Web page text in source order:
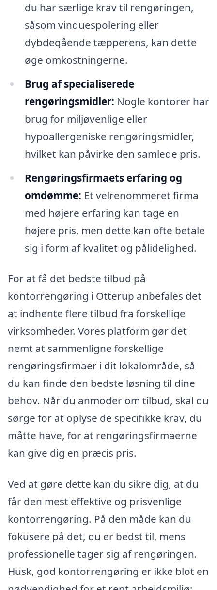
du har særlige krav til rengøringen,
såsom vinduespolering eller
dybdegående tæpperens, kan dette
øge omkostningerne.
Brug af specialiserede
rengøringsmidler: Nogle kontorer har
brug for miljøvenlige eller
hypoallergeniske rengøringsmidler,
hvilket kan påvirke den samlede pris.
Rengøringsfirmaets erfaring og
omdømme: Et velrenommeret firma
med højere erfaring kan tage en
højere pris, men dette kan ofte betale
sig i form af kvalitet og pålidelighed.
For at få det bedste tilbud på
kontorrengøring i Otterup anbefales det
at indhente flere tilbud fra forskellige
virksomheder. Vores platform gør det
nemt at sammenligne forskellige
rengøringsfirmaer i dit lokalområde, så
du kan finde den bedste løsning til dine
behov. Når du anmoder om tilbud, skal du
sørge for at oplyse de specifikke krav, du
måtte have, for at rengøringsfirmaerne
kan give dig en præcis pris.
Ved at gøre dette kan du sikre dig, at du
får den mest effektive og prisvenlige
kontorrengøring. På den måde kan du
fokusere på det, du er bedst til, mens
professionelle tager sig af rengøringen.
Husk, god kontorrengøring er ikke blot en